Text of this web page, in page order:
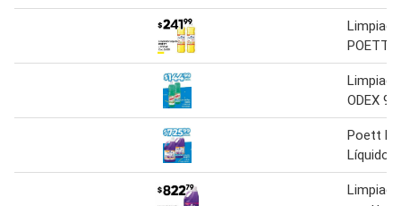
POETT
ODEX
Poett
Líquido